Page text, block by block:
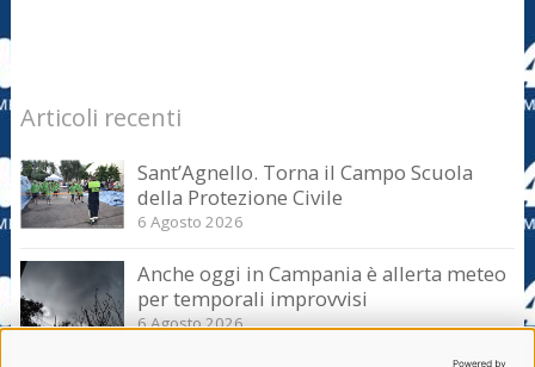
Articoli recenti
Sant’Agnello. Torna il Campo Scuola
della Protezione Civile
6 Agosto 2026
Anche oggi in Campania è allerta meteo
per temporali improvvisi
6 Agosto 2026